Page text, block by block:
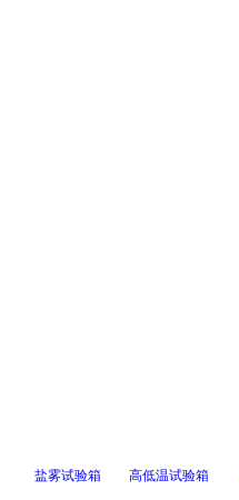
盐雾试验箱 高低温试验箱